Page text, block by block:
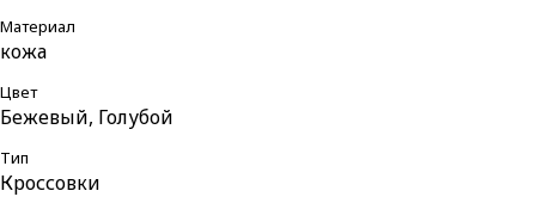
Материал
кожа
Цвет
Бежевый, Голубой
Тип
Кроссовки